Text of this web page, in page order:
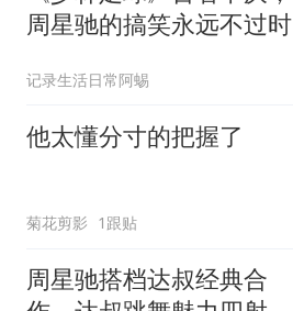
周星驰的搞笑永远不过时
记录生活日常阿蜴
他太懂分寸的把握了
菊花剪影 1跟贴
周星驰搭档达叔经典合